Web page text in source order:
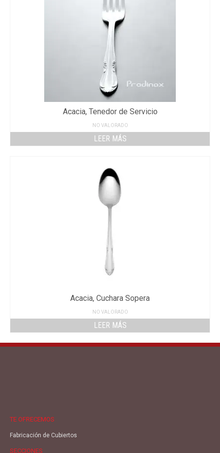
Acacia, Tenedor de Servicio
NO VALORADO
LEER MÁS
Acacia, Cuchara Sopera
NO VALORADO
LEER MÁS
TE OFRECEMOS
Fabricación de Cubiertos
SECCIONES